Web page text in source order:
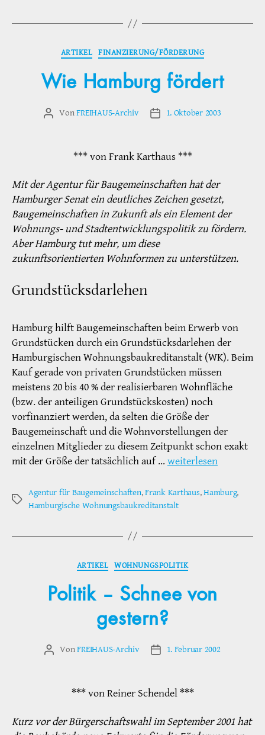
Kategorien
ARTIKEL FINANZIERUNG/FÖRDERUNG
Wie Hamburg fördert
Beitragsautor
VonFREIHAUS-Archiv Veröffentlichungsdatum
1. Oktober 2003
*** von Frank Karthaus ***
Mit der Agentur für Baugemeinschaften hat der
Hamburger Senat ein deutliches Zeichen gesetzt,
Baugemeinschaften in Zukunft als ein Element der
Wohnungs- und Stadtentwicklungspolitik zu fördern.
Aber Hamburg tut mehr, um diese
zukunftsorientierten Wohnformen zu unterstützen.
Grundstücksdarlehen
Hamburg hilft Baugemeinschaften beim Erwerb von
Grundstücken durch ein Grundstücksdarlehen der
Hamburgischen Wohnungsbaukreditanstalt (WK). Beim
Kauf gerade von privaten Grundstücken müssen
meistens 20 bis 40 % der realisierbaren Wohnfläche
(bzw. der anteiligen Grundstückskosten) noch
vorfinanziert werden, da selten die Größe der
Baugemeinschaft und die Wohnvorstellungen der
einzelnen Mitglieder zu diesem Zeitpunkt schon exakt
mit der Größe der tatsächlich auf … weiterlesen
Schlagwörter
Agentur für Baugemeinschaften,Frank Karthaus,Hamburg,
Hamburgische Wohnungsbaukreditanstalt
Kategorien
ARTIKEL WOHNUNGSPOLITIK
Politik – Schnee von
gestern?
Beitragsautor
VonFREIHAUS-Archiv Veröffentlichungsdatum
1. Februar 2002
*** von Reiner Schendel ***
Kurz vor der Bürgerschaftswahl im September 2001 hat